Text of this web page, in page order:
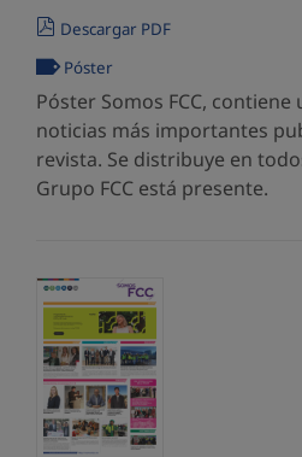
Descargar PDF
Póster
Póster Somos FCC,
noticias más importantes
revista. Se distribuye en
Grupo FCC está presente.